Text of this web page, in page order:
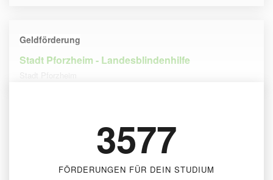
Geldförderung
Stadt Pforzheim - Landesblindenhilfe
Stadt Pforzheim
3577
FÖRDERUNGEN FÜR DEIN STUDIUM